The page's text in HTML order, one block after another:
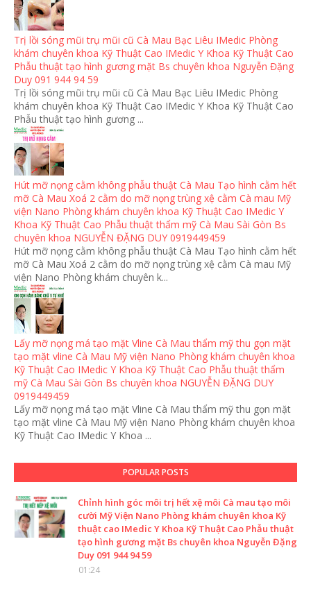
Trị lồi sóng mũi trụ mũi cũ Cà Mau Bạc Liêu IMedic Phòng
khám chuyên khoa Kỹ Thuật Cao IMedic Y Khoa Kỹ Thuật Cao
Phẫu thuật tạo hình gương mặt Bs chuyên khoa Nguyễn Đặng
Duy 091 944 94 59
Trị lồi sóng mũi trụ mũi cũ Cà Mau Bạc Liêu IMedic Phòng
khám chuyên khoa Kỹ Thuật Cao IMedic Y Khoa Kỹ Thuật Cao
Phẫu thuật tạo hình gương ...
Hút mỡ nọng cằm không phẫu thuật Cà Mau Tạo hình cằm hết
mỡ Cà Mau Xoá 2 cằm do mỡ nọng trùng xệ cằm Cà mau Mỹ
viện Nano Phòng khám chuyên khoa Kỹ Thuật Cao IMedic Y
Khoa Kỹ Thuật Cao Phẫu thuật thẩm mỹ Cà Mau Sài Gòn Bs
chuyên khoa NGUYỄN ĐẶNG DUY 0919449459
Hút mỡ nọng cằm không phẫu thuật Cà Mau Tạo hình cằm hết
mỡ Cà Mau Xoá 2 cằm do mỡ nọng trùng xệ cằm Cà mau Mỹ
viện Nano Phòng khám chuyên k...
Lấy mỡ nọng má tạo mặt Vline Cà Mau thẩm mỹ thu gọn mặt
tạo mặt vline Cà Mau Mỹ viện Nano Phòng khám chuyên khoa
Kỹ Thuật Cao IMedic Y Khoa Kỹ Thuật Cao Phẫu thuật thẩm
mỹ Cà Mau Sài Gòn Bs chuyên khoa NGUYỄN ĐẶNG DUY
0919449459
Lấy mỡ nọng má tạo mặt Vline Cà Mau thẩm mỹ thu gọn mặt
tạo mặt vline Cà Mau Mỹ viện Nano Phòng khám chuyên khoa
Kỹ Thuật Cao IMedic Y Khoa ...
POPULAR POSTS
Chỉnh hình góc môi trị hết xệ môi Cà mau tạo môi
cười Mỹ Viện Nano Phòng khám chuyên khoa Kỹ
thuật cao IMedic Y Khoa Kỹ Thuật Cao Phẫu thuật
tạo hình gương mặt Bs chuyên khoa Nguyễn Đặng
Duy 091 944 94 59
01:24